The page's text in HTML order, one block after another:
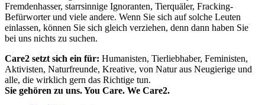
Fremdenhasser, starrsinnige Ignoranten, Tierquäler, Fracking-
Befürworter und viele andere. Wenn Sie sich auf solche Leuten
einlassen, können Sie sich gleich verziehen, denn dann haben Sie
bei uns nichts zu suchen.
Care2 setzt sich ein für: Humanisten, Tierliebhaber, Feministen,
Aktivisten, Naturfreunde, Kreative, von Natur aus Neugierige und
alle, die wirklich gern das Richtige tun.
Sie gehören zu uns. You Care. We Care2.